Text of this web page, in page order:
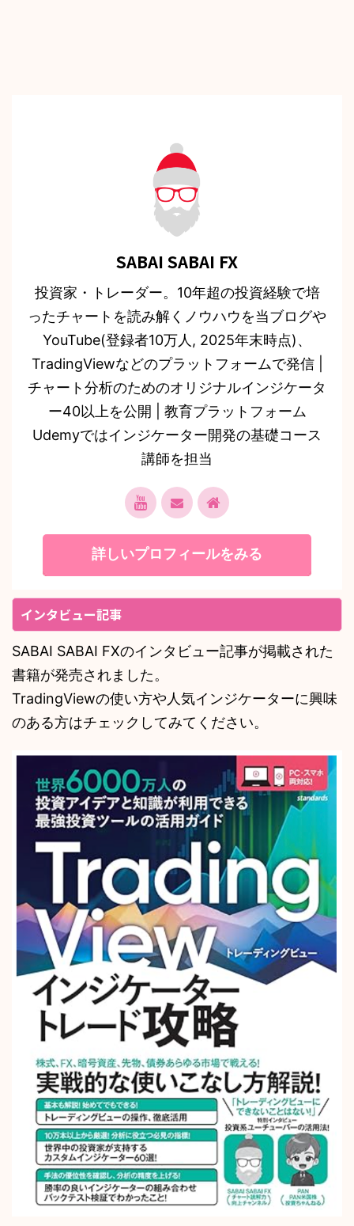
SABAI SABAI FX
投資家・トレーダー。10年超の投資経験で培
ったチャートを読み解くノウハウを当ブログや
YouTube(登録者10万人, 2025年末時点)、
TradingViewなどのプラットフォームで発信 |
チャート分析のためのオリジナルインジケータ
ー40以上を公開 | 教育プラットフォーム
Udemyではインジケーター開発の基礎コース
講師を担当
詳しいプロフィールをみる
インタビュー記事
SABAI SABAI FXのインタビュー記事が掲載された
書籍が発売されました。
TradingViewの使い方や人気インジケーターに興味
のある方はチェックしてみてください。